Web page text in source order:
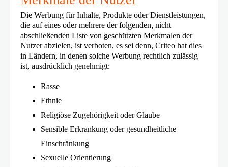
Die Werbung für Inhalte, Produkte oder Dienstleistungen,
die auf eines oder mehrere der folgenden, nicht
abschließenden Liste von geschützten Merkmalen der
Nutzer abzielen, ist verboten, es sei denn, Criteo hat dies
in Ländern, in denen solche Werbung rechtlich zulässig
ist, ausdrücklich genehmigt:
Rasse
Ethnie
Religiöse Zugehörigkeit oder Glaube
Sensible Erkrankung oder gesundheitliche
Einschränkung
Sexuelle Orientierung